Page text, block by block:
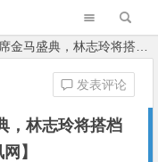
将搭档北野武现身颁奖【365娱乐资讯网】
，林志玲将搭档
】
发表评论